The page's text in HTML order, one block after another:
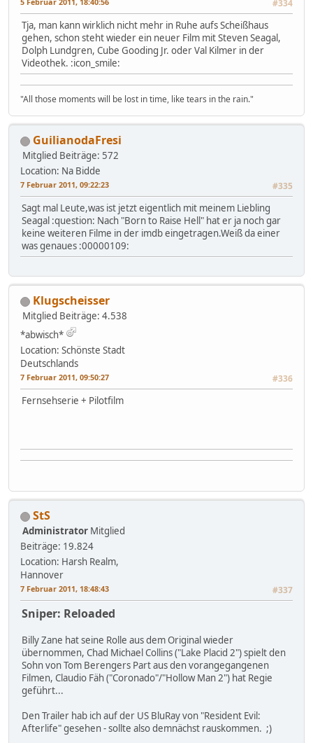
#334
Tja, man kann wirklich nicht mehr in Ruhe aufs Scheißhaus
gehen, schon steht wieder ein neuer Film mit Steven Seagal,
Dolph Lundgren, Cube Gooding Jr. oder Val Kilmer in der
Videothek. :icon_smile:
"All those moments will be lost in time, like tears in the rain."
GuilianodaFresi
Mitglied Beiträge: 572
Location: Na Bidde
7 Februar 2011, 09:22:23 #335
Sagt mal Leute,was ist jetzt eigentlich mit meinem Liebling
Seagal :question: Nach "Born to Raise Hell" hat er ja noch gar
keine weiteren Filme in der imdb eingetragen.Weiß da einer
was genaues :00000109:
Klugscheisser
Mitglied Beiträge: 4.538
*abwisch*
Location: Schönste Stadt
Deutschlands
7 Februar 2011, 09:50:27 #336
Fernsehserie + Pilotfilm
StS
Administrator Mitglied
Beiträge: 19.824
Location: Harsh Realm,
Hannover
7 Februar 2011, 18:48:43 #337
Sniper: Reloaded
Billy Zane hat seine Rolle aus dem Original wieder
übernommen, Chad Michael Collins ("Lake Placid 2") spielt den
Sohn von Tom Berengers Part aus den vorangegangenen
Filmen, Claudio Fäh ("Coronado"/"Hollow Man 2") hat Regie
geführt...
Den Trailer hab ich auf der US BluRay von "Resident Evil:
Afterlife" gesehen - sollte also demnächst rauskommen. ;)